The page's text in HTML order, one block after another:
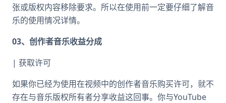
张或版权内容移除要求。所以在使用前一定要仔细了解音
乐的使用情况详情。
03、创作者音乐收益分成
| 获取许可
如果你已经为使用在视频中的创作者音乐购买许可，就不
存在与音乐版权所有者分享收益这回事。你与YouTube